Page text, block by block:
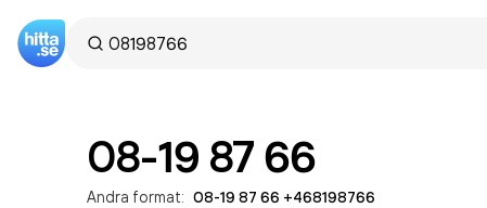
08-19 87 66
Andra format: 08-19 87 66 +468198766